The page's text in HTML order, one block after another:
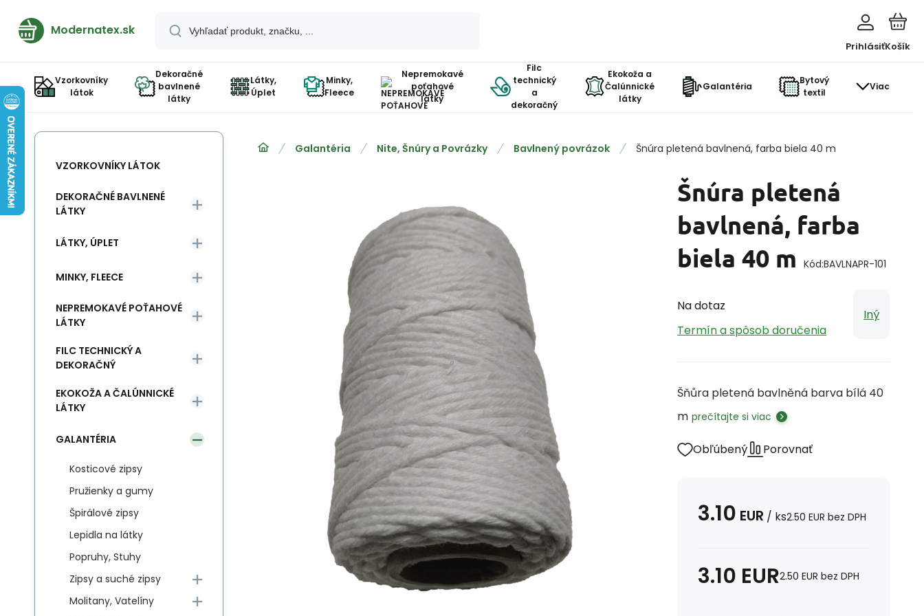
Modernatex.sk
PrihlásiťKošík
Vzorkovníky
látok
Dekoračné
bavlnené
látky
Látky,
Úplet
Minky,
Fleece
Nepremokavé
poťahové
látky
Filc
technický
a
dekoračný
Ekokoža a
Čalúnnické
látky
Galantéria
Bytový
textil
Viac
Galantéria Nite, Šnúry a Povrázky Bavlnený povrázok Šnúra pletená bavlnená, farba biela 40 m
Šnúra pletená
bavlnená, farba
biela 40 m Kód:BAVLNAPR-101
Na dotaz
Termín a spôsob doručenia
Iný
Šňůra pletená bavlněná barva bílá 40
m prečítajte si viac
Obľúbený Porovnať
3.10 EUR / ks2.50 EUR bez DPH
3.10 EUR2.50 EUR bez DPH
VZORKOVNÍKY LÁTOK
DEKORAČNÉ BAVLNENÉ
LÁTKY
LÁTKY, ÚPLET
MINKY, FLEECE
NEPREMOKAVÉ POŤAHOVÉ
LÁTKY
FILC TECHNICKÝ A
DEKORAČNÝ
EKOKOŽA A ČALÚNNICKÉ
LÁTKY
GALANTÉRIA
Kosticové zipsy
Pružienky a gumy
Špirálové zipsy
Lepidla na látky
Popruhy, Stuhy
Zipsy a suché zipsy
Molitany, Vatelíny